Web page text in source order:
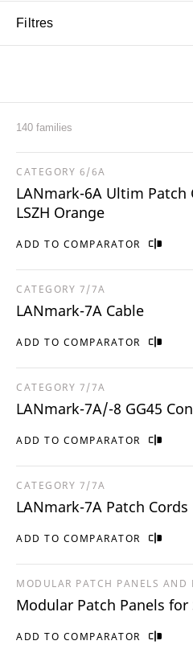
Filtres
140 families
ADD TO COMPARATOR
CATEGORY 6/6A
LANmark-6A Ultim Patch
LSZH Orange
ADD TO COMPARATOR
CATEGORY 7/7A
LANmark-7A Cable
ADD TO COMPARATOR
CATEGORY 7/7A
LANmark-7A/-8 GG45
ADD TO COMPARATOR
CATEGORY 7/7A
LANmark-7A Patch Cords
ADD TO COMPARATOR
MODULAR PATCH PANELS AND
Modular Patch Panels